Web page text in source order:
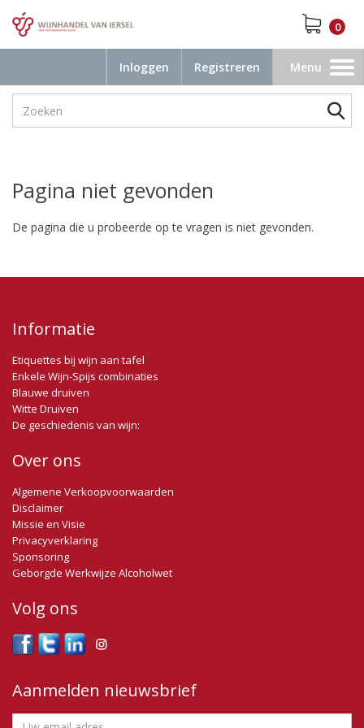
0
Inloggen Registreren
Toggle
navigation
Menu
Pagina niet gevonden
De pagina die u probeerde op te vragen is niet gevonden.
Informatie
Etiquettes bij wijn aan tafel
Enkele Wijn-Spijs combinaties
Blauwe druiven
Witte Druiven
De geschiedenis van wijn:
Over ons
Algemene Verkoopvoorwaarden
Disclaimer
Missie en Visie
Privacyverklaring
Sponsoring
Geborgde Werkwijze Alcoholwet
Volg ons
Aanmelden nieuwsbrief